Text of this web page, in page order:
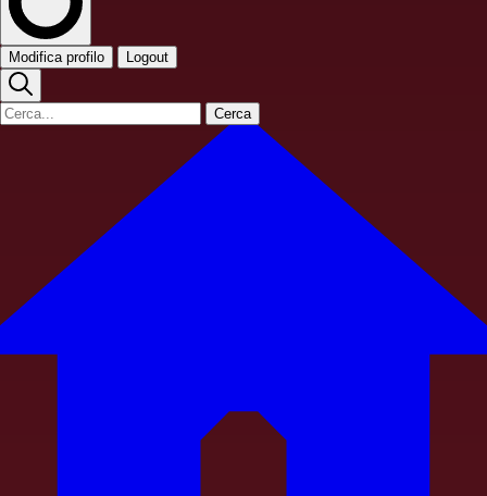
Modifica profilo Logout
Cerca